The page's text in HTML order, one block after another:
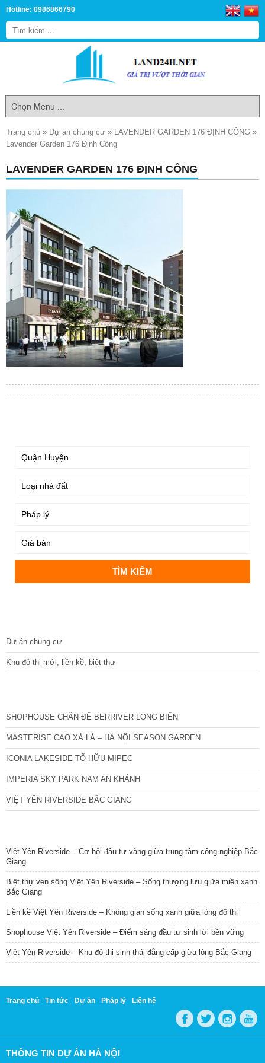
Hotline: 0986866790
Trang chủ » Dự án chung cư » LAVENDER GARDEN 176 ĐỊNH CÔNG »
Lavender Garden 176 Định Công
LAVENDER GARDEN 176 ĐỊNH CÔNG
Dự án chung cư
Khu đô thị mới, liền kề, biệt thự
SHOPHOUSE CHÂN ĐẾ BERRIVER LONG BIÊN
MASTERISE CAO XÀ LÁ – HÀ NỘI SEASON GARDEN
ICONIA LAKESIDE TỐ HỮU MIPEC
IMPERIA SKY PARK NAM AN KHÁNH
VIỆT YÊN RIVERSIDE BẮC GIANG
Việt Yên Riverside – Cơ hội đầu tư vàng giữa trung tâm công nghiệp Bắc
Giang
Biệt thự ven sông Việt Yên Riverside – Sống thượng lưu giữa miền xanh
Bắc Giang
Liền kề Việt Yên Riverside – Không gian sống xanh giữa lòng đô thị
Shophouse Việt Yên Riverside – Điểm sáng đầu tư sinh lời bền vững
Việt Yên Riverside – Khu đô thị sinh thái đẳng cấp giữa lòng Bắc Giang
Trang chủ Tin tức Dự án Pháp lý Liên hệ
THÔNG TIN DỰ ÁN HÀ NỘI